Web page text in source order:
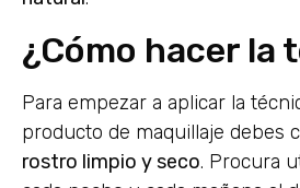
¿Cómo hacer la
Para empezar a aplicar la
producto de maquillaje debes
rostro limpio y seco. Procura